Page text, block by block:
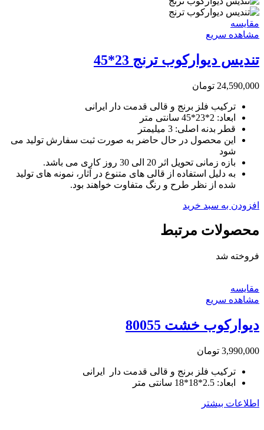
مقایسه
مشاهده سریع
تندیس دیوارکوب ترنج 23*45
24,590,000 تومان
ترکیب فلز برنج و قالی قدمت دار ایرانی
ابعاد: 2*23*45 سانتی متر
قطر بدنه اصلی: 3 میلیمتر
این محصول در حال حاضر به صورت ثبت سفارش تولید می
شود
بازه زمانی تحویل اثر 20 الی 30 روز کاری می باشد.
به دلیل استفاده از قالی های متنوع در آثار، نمونه های تولید
شده از نظر طرح و رنگ متفاوت خواهند بود.
افزودن به سبد خرید
محصولات مرتبط
فروخته شد
مقایسه
مشاهده سریع
دیوارکوب خشت 80055
3,990,000 تومان
ترکیب فلز برنج و قالی قدمت دار ایرانی
ابعاد: 2.5*18*18 سانتی متر
اطلاعات بیشتر